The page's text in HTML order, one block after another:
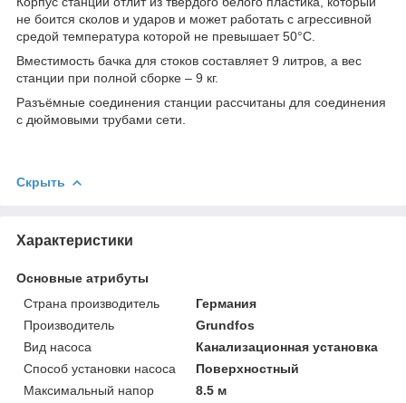
не боится сколов и ударов и может работать с агрессивной
средой температура которой не превышает 50°С.
Вместимость бачка для стоков составляет 9 литров, а вес
станции при полной сборке – 9 кг.
Разъёмные соединения станции рассчитаны для соединения
с дюймовыми трубами сети.
Скрыть
Характеристики
Основные атрибуты
Страна производитель
Германия
Производитель
Grundfos
Вид насоса
Канализационная установка
Способ установки насоса
Поверхностный
Максимальный напор
8.5 м